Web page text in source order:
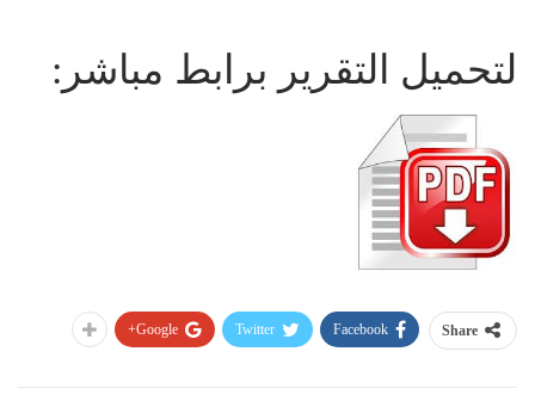
لتحميل التقرير برابط مباشر:
Share
Facebook
Twitter
Google+